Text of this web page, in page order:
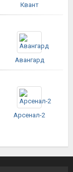
Квант
Авангард
Арсенал-2